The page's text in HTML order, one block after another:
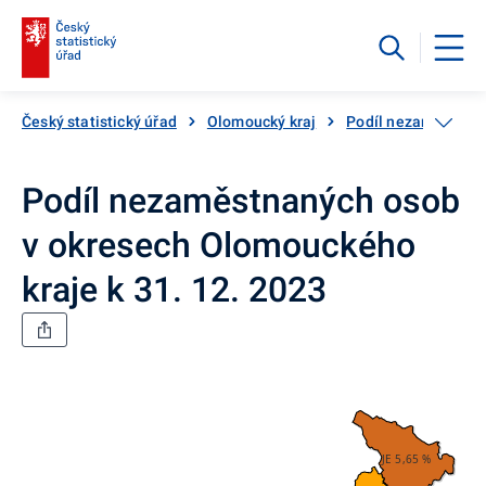
Český statistický úřad Olomoucký kraj Podíl
Podíl nezaměstnaných osob
v okresech Olomouckého
kraje k 31. 12. 2023
JE 5,65 %